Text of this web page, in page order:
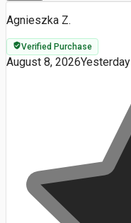
Agnieszka Z.
Verified Purchase
August 8, 2026Yesterday